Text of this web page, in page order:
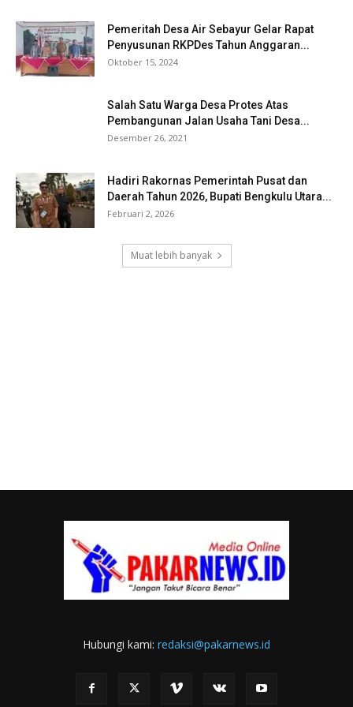
Pemeritah Desa Air Sebayur Gelar Rapat
Penyusunan RKPDes Tahun Anggaran...
Oktober 15, 2024
Salah Satu Warga Desa Protes Atas
Pembangunan Jalan Usaha Tani Desa...
Desember 26, 2021
Hadiri Rakornas Pemerintah Pusat dan
Daerah Tahun 2026, Bupati Bengkulu Utara...
Februari 2, 2026
Muat lebih banyak
Hubungi kami: redaksi@pakarnews.id